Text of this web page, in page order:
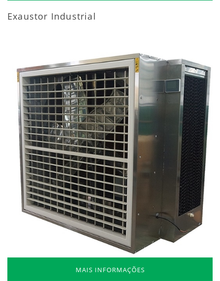
Exaustor Industrial
MAIS INFORMAÇÕES